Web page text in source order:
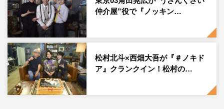
しかしスタジオが一番どよめいたのは、とある動画を紹介
したあとの「僕、これ、見たことあります！」という松村
の反応。普段からSNS
で動画を見ることが多く、気に入っ
たものは繰り返し見てしまいがちという松村は、「何回も
リピートして見た動画なんです。それがテレビに出るなん
て、すごくうれしいですね。なんというか、応援していた
アイドルが、ついに『テレビ』で歌った！…みたいな感覚
仲介屋”役で『ノッキン…
松村北斗×西畑大吾が『＃ノキド
ア』クランクイン！松村の…